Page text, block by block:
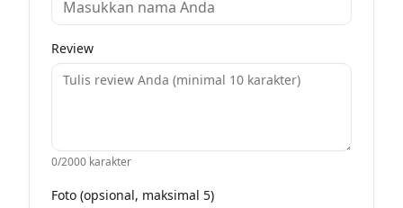
Review
0/2000 karakter
Foto (opsional, maksimal 5)